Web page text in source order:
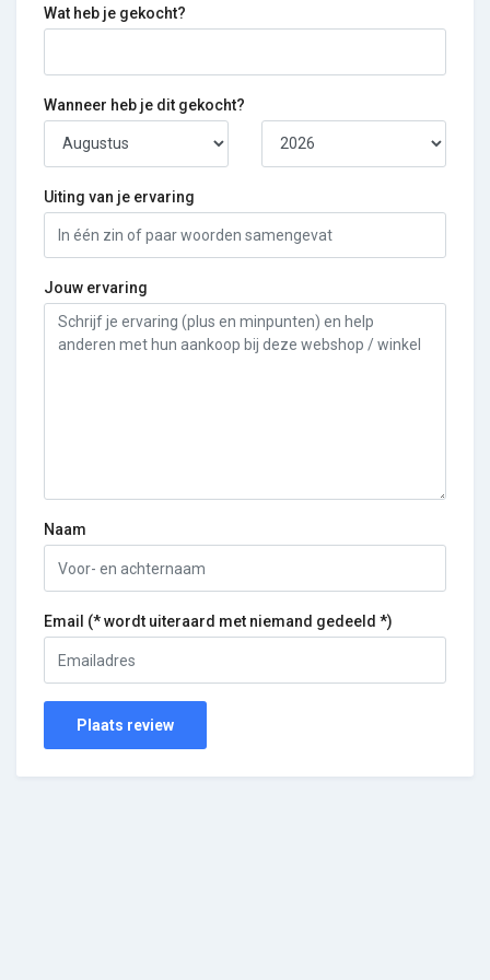
Wat heb je gekocht?
Wanneer heb je dit gekocht?
Uiting van je ervaring
Jouw ervaring
Naam
Email (* wordt uiteraard met niemand gedeeld *)
Plaats review